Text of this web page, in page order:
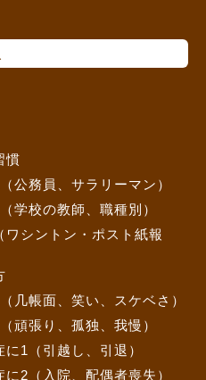
慣
公務員、サラリーマン）
学校の教師、職種別）
シントン・ポスト紙報
几帳面、笑い、スケベさ）
頑張り、孤独、我慢）
1（引越し、引退）
2（入院、配偶者喪失）